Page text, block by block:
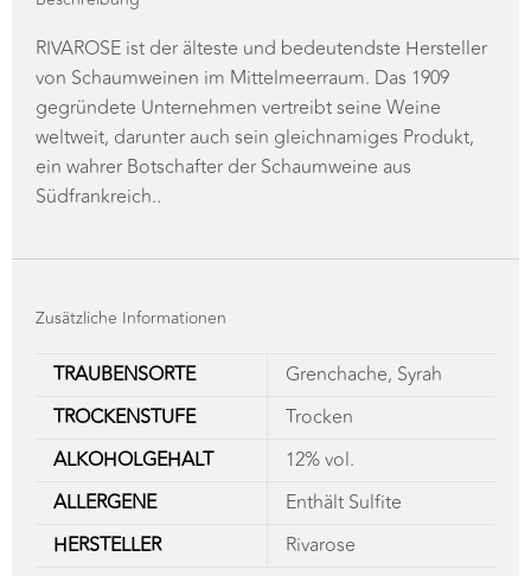
RIVAROSE ist der älteste und bedeutendste Hersteller
von Schaumweinen im Mittelmeerraum. Das 1909
gegründete Unternehmen vertreibt seine Weine
weltweit, darunter auch sein gleichnamiges Produkt,
ein wahrer Botschafter der Schaumweine aus
Südfrankreich..
TROCKENSTUFE
Trocken
ALKOHOLGEHALT
12% vol.
ALLERGENE
Enthält Sulfite
HERSTELLER
Rivarose